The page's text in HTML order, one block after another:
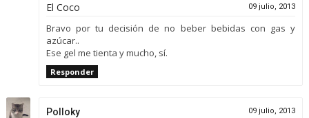
El Coco 09 julio, 2013
Bravo por tu decisión de no beber bebidas con gas y
azúcar..
Ese gel me tienta y mucho, sí.
Responder
Polloky 09 julio, 2013